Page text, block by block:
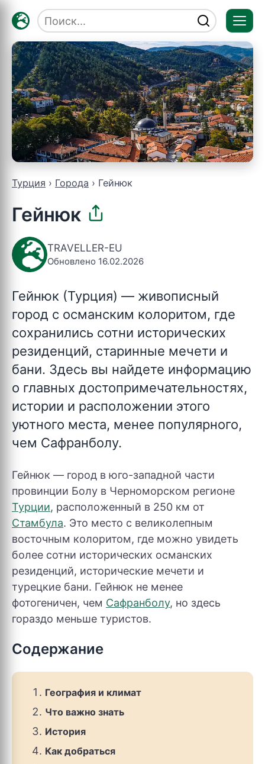
Турция Города Гейнюк
Гейнюк
TRAVELLER-EU
Обновлено 16.02.2026
Гейнюк (Турция) — живописный
город с османским колоритом, где
сохранились сотни исторических
резиденций, старинные мечети и
бани. Здесь вы найдете информацию
о главных достопримечательностях,
истории и расположении этого
уютного места, менее популярного,
чем Сафранболу.
Гейнюк — город в юго-западной части
провинции Болу в Черноморском регионе
Турции, расположенный в 250 км от
Стамбула. Это место с великолепным
восточным колоритом, где можно увидеть
более сотни исторических османских
резиденций, исторические мечети и
турецкие бани. Гейнюк не менее
фотогеничен, чем Сафранболу, но здесь
гораздо меньше туристов.
Содержание
География и климат
Что важно знать
История
Как добраться